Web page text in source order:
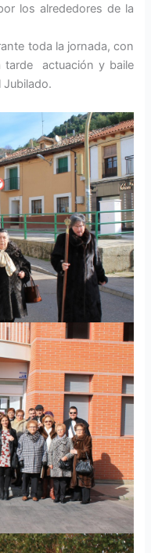
los alrededores de la
toda la jornada, con
tarde actuación y baile
Jubilado.